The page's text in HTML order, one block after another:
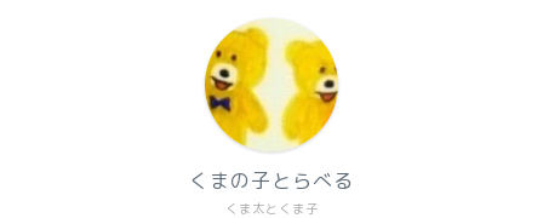
くま太とくま子
くまの子とらべる